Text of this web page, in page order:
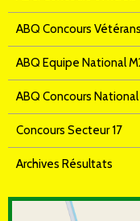
ABQ Concours Vétérans
ABQ Equipe National
ABQ Concours National
Concours Secteur 17
Archives Résultats